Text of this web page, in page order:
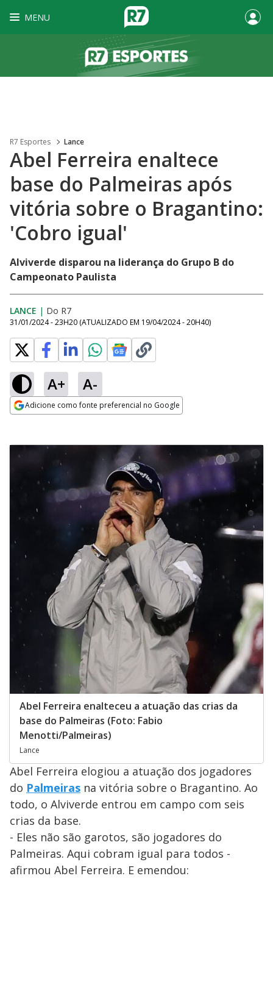
MENU
R7 Esportes Lance
Abel Ferreira enaltece
base do Palmeiras após
vitória sobre o Bragantino:
'Cobro igual'
Alviverde disparou na liderança do Grupo B do
Campeonato Paulista
LANCE | Do R7
31/01/2024 - 23H20 (ATUALIZADO EM 19/04/2024 - 20H40)
A+ A-
Adicione como fonte preferencial no Google
Abel Ferreira enalteceu a atuação das crias da
base do Palmeiras (Foto: Fabio
Menotti/Palmeiras)
Lance
Abel Ferreira elogiou a atuação dos jogadores
do Palmeiras na vitória sobre o Bragantino. Ao
todo, o Alviverde entrou em campo com seis
crias da base.
- Eles não são garotos, são jogadores do
Palmeiras. Aqui cobram igual para todos -
afirmou Abel Ferreira. E emendou: